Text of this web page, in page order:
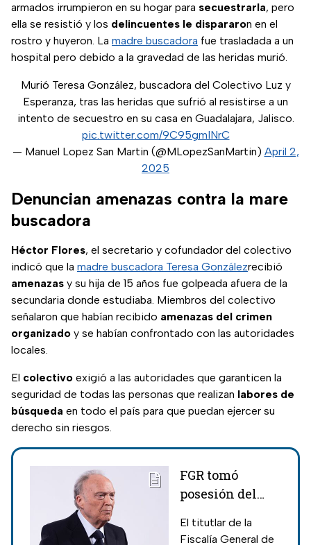
armados irrumpieron en su hogar para secuestrarla, pero
ella se resistió y los delincuentes le dispararon en el
rostro y huyeron. La madre buscadora fue trasladada a un
hospital pero debido a la gravedad de las heridas murió.
Murió Teresa González, buscadora del Colectivo Luz y
Esperanza, tras las heridas que sufrió al resistirse a un
intento de secuestro en su casa en Guadalajara, Jalisco.
pic.twitter.com/9C95gmINrC
— Manuel Lopez San Martin (@MLopezSanMartin) April 2,
2025
Denuncian amenazas contra la mare
buscadora
Héctor Flores, el secretario y cofundador del colectivo
indicó que la madre buscadora Teresa Gonzálezrecibió
amenazas y su hija de 15 años fue golpeada afuera de la
secundaria donde estudiaba. Miembros del colectivo
señalaron que habían recibido amenazas del crimen
organizado y se habían confrontado con las autoridades
locales.
El colectivo exigió a las autoridades que garanticen la
seguridad de todas las personas que realizan labores de
búsqueda en todo el país para que puedan ejercer su
derecho sin riesgos.
FGR tomó
posesión del
Izaguirre en
El titutlar de la
Fiscalía General de